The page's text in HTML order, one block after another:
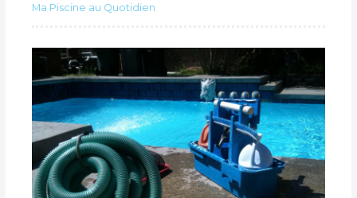
Ma Piscine au Quotidien